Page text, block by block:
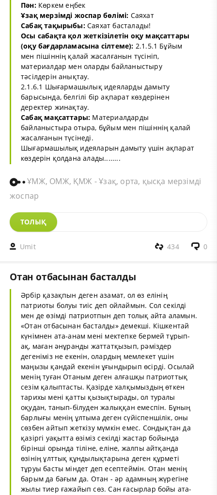
Пән:Көркем еңбек
Ұзақ мерзімді жоспар бөлімі: Саяхат
Сабақ тақырыбы:Саяхат басталады!
Осы сабақта қол жеткізілетін оқу мақсаттары
(оқу бағдарламасына сілтеме): 2.1.5.1 Бұйым
мен пішіннің қалай жасалғанын түсініп,
материалдар мен оларды байланыстыру
тәсілдерін анықтау.
2.1.6.1 Шығармашылық идеяларды дамыту
барысында, белгілі бір ақпарат көздерінен
деректер жинақтау.
Сабақ мақсаттары: Материалдарды
байланыстыра отыра, бұйым мен пішіннің қалай
жасалғанын түсінеді.
Шығармашылық идеяларын дамыту үшін ақпарат
көздерін қолдана алады........
ҰМЖ, ОМЖ, ҚМЖ - Ұзақ, орта, қысқа мерзімді
жоспар
ТОЛЫҚ
Umit 0
434
Отан отбасынан басталды
Әрбір қазақпын деген азамат, ол өз елінің
патриоты болуы тиіс деп ойлаймын. Сол секілді
мен де өзімді патриотпын деп толық айта аламын.
«Отан отбасынан басталды» демекші. Кішкентай
күнімнен ата-анам мені мектепке бермей тұрып-
ақ, маған әнұранды жаттатқызып, рәміздер
дегеніміз не екенін, олардың мемлекет үшін
маңызы қандай екенін ұғындырып өсірді. Осылай
менің туған Отаным деген алғашқы патриоттық
сезім қалыптасты. Қазірде халқымыздың өткен
тарихы мені қатты қызықтырады, ол туралы
оқудан, танып-білуден жалыққан емеспін. Бұның
барлығы менің ұлтыма деген сүйіспеншілік, оны
сөзбен айтып жеткізу мүмкін емес. Сондықтан да
қазіргі уақытта өзіміз секілді жастар бойында
бірінші орында тіліне, еліне, жалпы айтқанда
өзінің ұлттық құндылықтарына деген құрметі
тұруы басты міндет деп есептеймін. Отан менің
барым да бағым да. Отан - әр адамның жүрегіне
жылы тиер ғажайып сөз. Сан ғасырлар бойы ата-